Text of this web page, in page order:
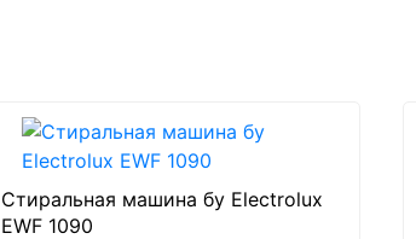
Стиральная машина бу Electrolux
EWF 1090